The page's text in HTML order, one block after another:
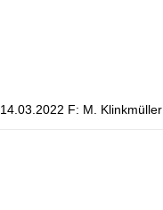
14.03.2022 F: M. Klinkmüller